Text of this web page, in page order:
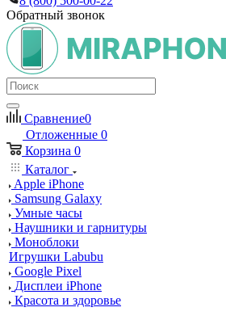
Обратный звонок
Сравнение0
Отложенные 0
Корзина 0
Каталог
Apple iPhone
Samsung Galaxy
Умные часы
Наушники и гарнитуры
Моноблоки
Игрушки Labubu
Google Pixel
Дисплеи iPhone
Красота и здоровье